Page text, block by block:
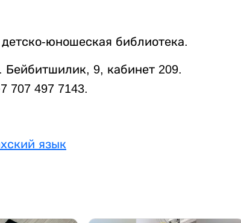
юношеская библиотека.
Бейбитшилик, 9, кабинет 209.
707 497 7143.
язык